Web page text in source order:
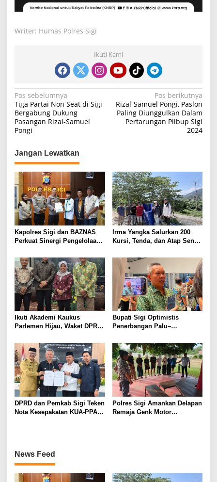
Writer: Humas Polres Sigi
Ikuti Kami
N
a
v
g
a
s
i
p
o
s
Pos sebelumnya
Tiga Partai Non Seat di Sigi
Bergabung Dukung
Pasangan Rizal-Samuel
Pongi
Pos berikutnya
Rizal-Samuel Pongi, Paslon
Paling Diunggulkan Dalam
Pertarungan Pilbup Sigi
2024
Jangan Lewatkan
Kapolres Sigi dan BAZNAS
Perkuat Sinergi Pengelolaan
Irma Yangka Salurkan 200
Kursi, Tenda, dan Atap Seng
Boladangko
Ikuti Akademi Kaukus
Parlemen Hijau, Waket DPRD
Carbon Market dan Fiskal
Ekologis
Bupati Sigi Optimistis
Penerbangan Palu–
dan Kunjungan Wisatawan
DPRD dan Pemkab Sigi Teken
Nota Kesepakatan KUA-PPAS
Polres Sigi Amankan Delapan
Remaja Genk Motor
News Feed